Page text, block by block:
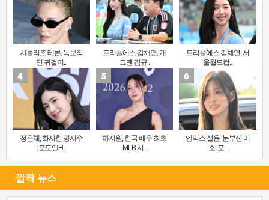
샤를리즈 테론, 독보적
인 귀걸이..
트리플에스 김채연, 개
그맨 김규..
트리플에스 김채연, 서
울월드컵..
정은채, 화사한 명사수
[포토엔H..
하지원, 한국 배우 최초
MLB 시..
엔믹스 설윤 ‘눈부신 미
소’[포..
깜짝 뉴스